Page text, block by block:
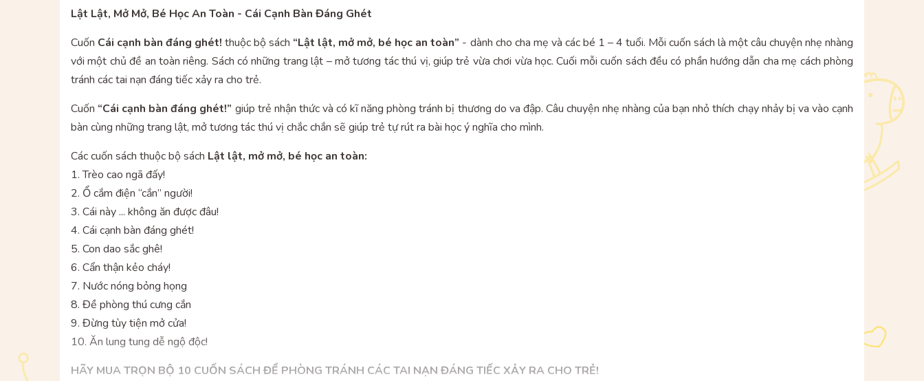
Lật Lật, Mở Mở, Bé Học An Toàn - Cái Cạnh Bàn Đáng Ghét
Cuốn Cái cạnh bàn đáng ghét! thuộc bộ sách “Lật lật, mở mở, bé học an toàn” - dành cho cha mẹ và các bé 1 – 4 tuổi. Mỗi cuốn sách là một câu chuyện nhẹ nhàng
với một chủ đề an toàn riêng. Sách có những trang lật – mở tương tác thú vị, giúp trẻ vừa chơi vừa học. Cuối mỗi cuốn sách đều có phần hướng dẫn cha mẹ cách phòng
tránh các tai nạn đáng tiếc xảy ra cho trẻ.
Cuốn “Cái cạnh bàn đáng ghét!” giúp trẻ nhận thức và có kĩ năng phòng tránh bị thương do va đập. Câu chuyện nhẹ nhàng của bạn nhỏ thích chạy nhảy bị va vào cạnh
bàn cùng những trang lật, mở tương tác thú vị chắc chắn sẽ giúp trẻ tự rút ra bài học ý nghĩa cho mình.
Các cuốn sách thuộc bộ sách Lật lật, mở mở, bé học an toàn:
1. Trèo cao ngã đấy!
2. Ổ cắm điện “cắn” người!
3. Cái này ... không ăn được đâu!
4. Cái cạnh bàn đáng ghét!
5. Con dao sắc ghê!
6. Cẩn thận kẻo cháy!
7. Nước nóng bỏng họng
8. Đề phòng thú cưng cắn
9. Đừng tùy tiện mở cửa!
10. Ăn lung tung dễ ngộ độc!
HÃY MUA TRỌN BỘ 10 CUỐN SÁCH ĐỂ PHÒNG TRÁNH CÁC TAI NẠN ĐÁNG TIẾC XẢY RA CHO TRẺ!